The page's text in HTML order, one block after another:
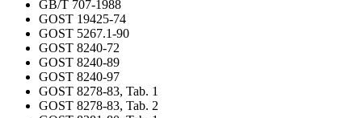
GB/T 707-1988
GOST 19425-74
GOST 5267.1-90
GOST 8240-72
GOST 8240-89
GOST 8240-97
GOST 8278-83, Tab. 1
GOST 8278-83, Tab. 2